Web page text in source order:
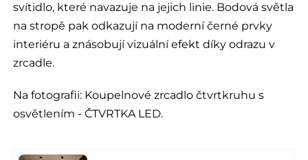
svítidlo, které navazuje na jejich linie. Bodová světla
na stropě pak odkazují na moderní černé prvky
interiéru a znásobují vizuální efekt díky odrazu v
zrcadle.
Na fotografii: Koupelnové zrcadlo čtvrtkruhu s
osvětlením - ČTVRTKA LED.